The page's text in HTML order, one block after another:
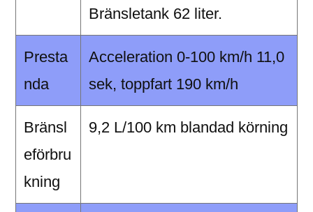
Bränsletank 62 liter.
Presta
nda
Acceleration 0-100 km/h 11,0
sek, toppfart 190 km/h
Bränsl
eförbru
kning
9,2 L/100 km blandad körning